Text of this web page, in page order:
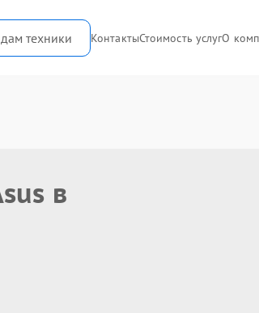
техники КонтактыСтоимость услугО
в